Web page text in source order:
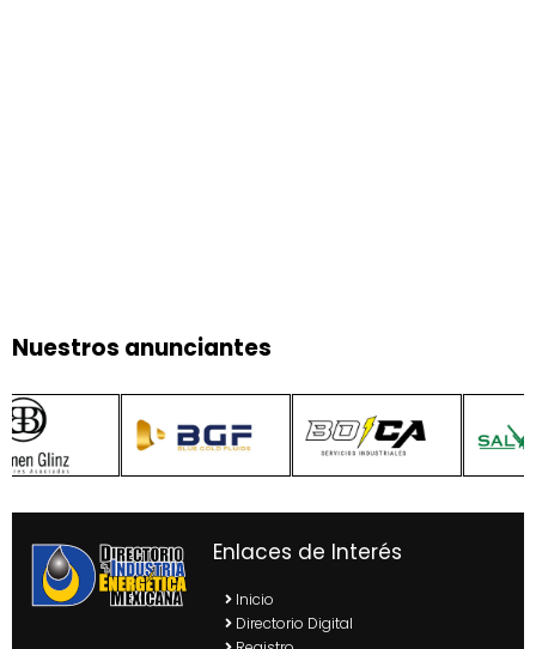
Nuestros anunciantes
Enlaces de Interés
Inicio
Directorio Digital